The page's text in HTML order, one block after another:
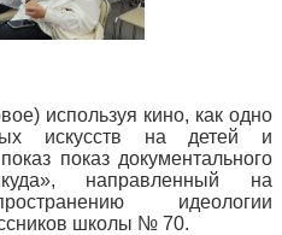
используя кино, как одно
искусств на детей и
показ документального
направленный на
идеологии
школы № 70.